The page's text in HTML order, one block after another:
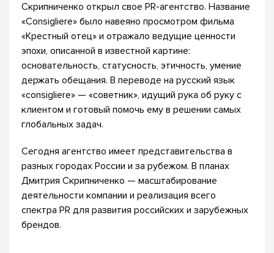
Скрипниченко открыл свое PR-агентство. Название
«Consigliere» было навеяно просмотром фильма
«Крестный отец» и отражало ведущие ценности
эпохи, описанной в известной картине:
основательность, статусность, этичность, умение
держать обещания. В переводе на русский язык
«сonsigliere» — «советник», идущий рука об руку с
клиентом и готовый помочь ему в решении самых
глобальных задач.
Сегодня агентство имеет представительства в
разных городах России и за рубежом. В планах
Дмитрия Скрипниченко — масштабирование
деятельности компании и реализация всего
спектра PR для развития российских и зарубежных
брендов.